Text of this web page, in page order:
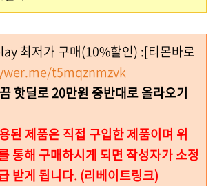
최저가 구매(10%할인) :[티몬바로
t5mqznmzvk
핫딜로 20만원 중반대로 올라오기
된 제품은 직접 구입한 제품이며 위
통해 구매하시게 되면 작성자가 소정
받게 됩니다. (리베이트링크)